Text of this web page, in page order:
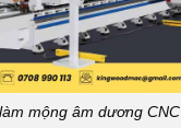
mộng âm dương CNC